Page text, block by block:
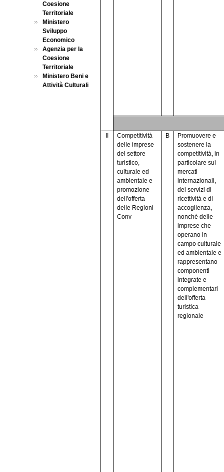
Competitività
delle imprese
del settore
turistico,
culturale ed
ambientale e
promozione
dell'offerta
delle Regioni
Conv
B
Promuovere e
sostenere la
competitività, in
particolare sui
mercati
internazionali,
dei servizi di
ricettività e di
accoglienza,
nonché delle
imprese che
operano in
campo culturale
ed ambientale e
rappresentano
componenti
integrate e
complementari
dell'offerta
turistica
regionale
Coesione
Territoriale
Ministero
Sviluppo
Economico
Agenzia per la
Coesione
Territoriale
Ministero Beni e
Attività Culturali